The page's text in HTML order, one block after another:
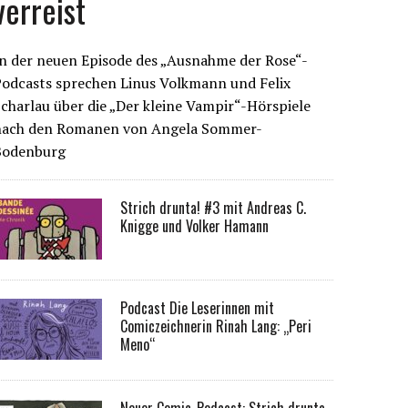
der neuen Episode des „Ausnahme der Rose“-
sprechen Linus Volkmann und Felix
über die „Der kleine Vampir“-Hörspiele
den Romanen von Angela Sommer-
Strich drunta! #3 mit Andreas C.
Knigge und Volker Hamann
Podcast Die Leserinnen mit
Comiczeichnerin Rinah Lang: „Peri
Meno“